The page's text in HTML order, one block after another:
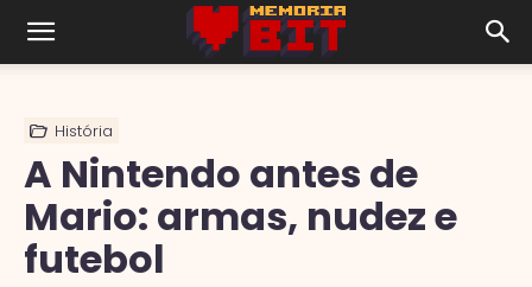
História
A Nintendo antes de
Mario: armas, nudez e
futebol